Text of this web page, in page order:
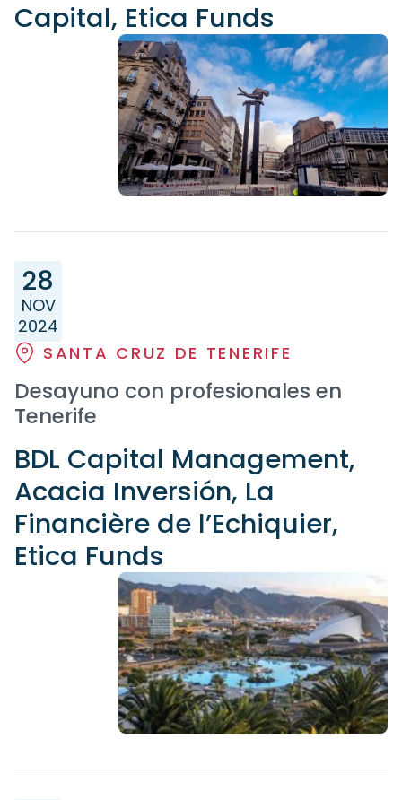
Capital, Etica Funds
28
NOV
2024
SANTA CRUZ DE TENERIFE
Desayuno con profesionales en
Tenerife
BDL Capital Management,
Acacia Inversión, La
Financière de l’Echiquier,
Etica Funds